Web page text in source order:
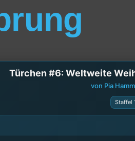
Türchen #6: Weltweite
von Pia
Staffel